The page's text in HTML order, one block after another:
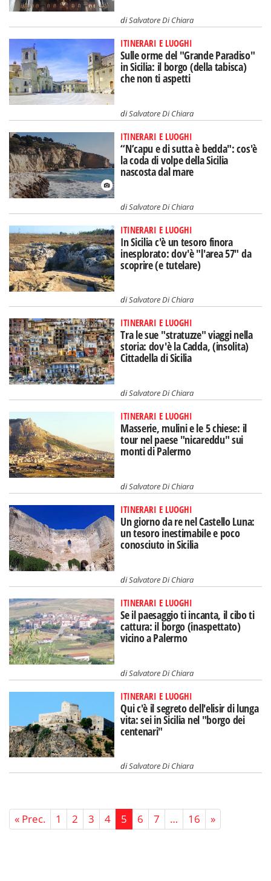
diSalvatore Di Chiara
ITINERARI E LUOGHI
Sulle orme del "Grande Paradiso"
in Sicilia: il borgo (della tabisca)
che non ti aspetti
diSalvatore Di Chiara
ITINERARI E LUOGHI
“N’capu e di sutta è bedda": cos'è
la coda di volpe della Sicilia
nascosta dal mare
diSalvatore Di Chiara
ITINERARI E LUOGHI
In Sicilia c'è un tesoro finora
inesplorato: dov'è "l'area 57" da
scoprire (e tutelare)
diSalvatore Di Chiara
ITINERARI E LUOGHI
Tra le sue "stratuzze" viaggi nella
storia: dov'è la Cadda, (insolita)
Cittadella di Sicilia
diSalvatore Di Chiara
ITINERARI E LUOGHI
Masserie, mulini e le 5 chiese: il
tour nel paese "nicareddu" sui
monti di Palermo
diSalvatore Di Chiara
ITINERARI E LUOGHI
Un giorno da re nel Castello Luna:
un tesoro inestimabile e poco
conosciuto in Sicilia
diSalvatore Di Chiara
ITINERARI E LUOGHI
Se il paesaggio ti incanta, il cibo ti
cattura: il borgo (inaspettato)
vicino a Palermo
diSalvatore Di Chiara
ITINERARI E LUOGHI
Qui c'è il segreto dell'elisir di lunga
vita: sei in Sicilia nel "borgo dei
centenari"
diSalvatore Di Chiara
« Prec. 1 2 3 4 5 6 7 … 16 »